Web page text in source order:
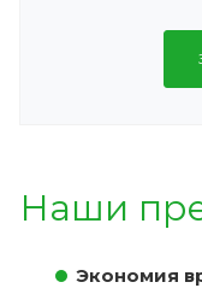
Наши
Экономия